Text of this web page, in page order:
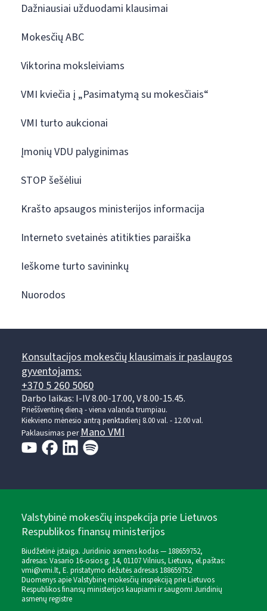
Dažniausiai užduodami klausimai
Mokesčių ABC
Viktorina moksleiviams
VMI kviečia į „Pasimatymą su mokesčiais“
VMI turto aukcionai
Įmonių VDU palyginimas
STOP šešėliui
Krašto apsaugos ministerijos informacija
Interneto svetainės atitikties paraiška
Ieškome turto savininkų
Nuorodos
Konsultacijos mokesčių klausimais ir paslaugos
gyventojams:
+370 5 260 5060
Darbo laikas: I-IV 8.00-17.00, V 8.00-15.45.
Prieššventinę dieną - viena valanda trumpiau.
Kiekvieno mėnesio antrą penktadienį 8.00 val. - 12.00 val.
Paklausimas per Mano VMI
Valstybinė mokesčių inspekcija prie Lietuvos
Respublikos finansų ministerijos
Biudžetinė įstaiga. Juridinio asmens kodas — 188659752,
adresas: Vasario 16-osios g. 14, 01107 Vilnius, Lietuva, el.paštas:
vmi@vmi.lt, E. pristatymo dėžutės adresas 188659752
Duomenys apie Valstybinę mokesčių inspekciją prie Lietuvos
Respublikos finansų ministerijos kaupiami ir saugomi Juridinių
asmenų registre